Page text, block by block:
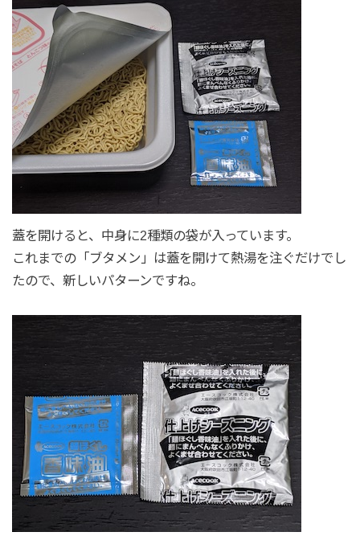
蓋を開けると、中身に2種類の袋が入っています。
これまでの「ブタメン」は蓋を開けて熱湯を注ぐだけでし
たので、新しいパターンですね。